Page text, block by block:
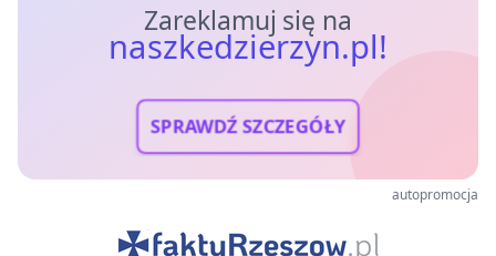
Zareklamuj się na
naszkedzierzyn.pl!
SPRAWDŹ SZCZEGÓŁY
autopromocja